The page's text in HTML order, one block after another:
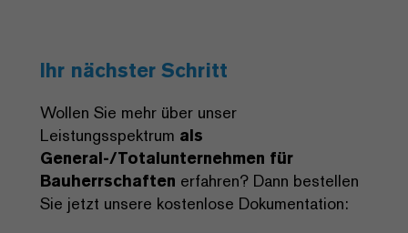
Ihr nächster Schritt
Wollen Sie mehr über unser
Leistungsspektrum als
General-/Totalunternehmen für
Bauherrschaften erfahren? Dann bestellen
Sie jetzt unsere kostenlose Dokumentation: